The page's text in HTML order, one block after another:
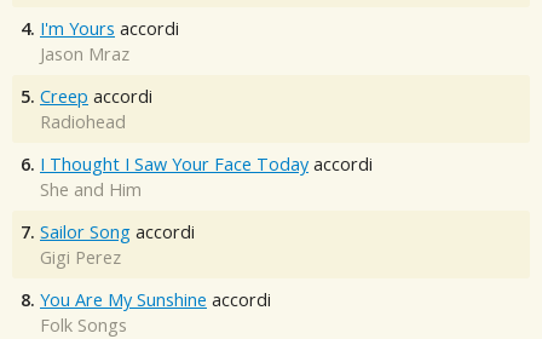
4. I'm Yours accordi
Jason Mraz
5. Creep accordi
Radiohead
6. I Thought I Saw Your Face Today accordi
She and Him
7. Sailor Song accordi
Gigi Perez
8. You Are My Sunshine accordi
Folk Songs